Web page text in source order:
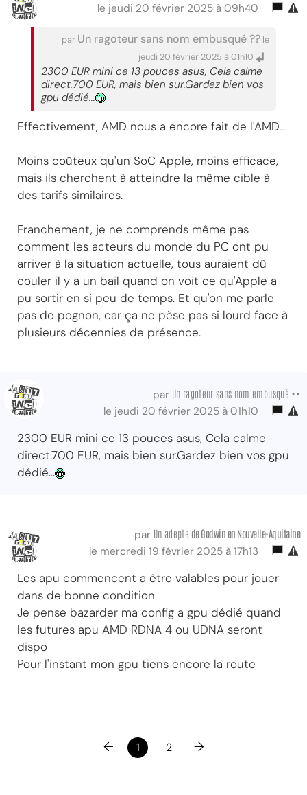
le jeudi 20 février 2025 à 09h40
par Un ragoteur sans nom embusqué ?? le
jeudi 20 février 2025 à 01h10
2300 EUR mini ce 13 pouces asus, Cela calme
direct.700 EUR, mais bien sur.Gardez bien vos
gpu dédié...
Effectivement, AMD nous a encore fait de l'AMD...
Moins coûteux qu'un SoC Apple, moins efficace,
mais ils cherchent à atteindre la même cible à
des tarifs similaires.
Franchement, je ne comprends même pas
comment les acteurs du monde du PC ont pu
arriver à la situation actuelle, tous auraient dû
couler il y a un bail quand on voit ce qu'Apple a
pu sortir en si peu de temps. Et qu'on me parle
pas de pognon, car ça ne pèse pas si lourd face à
plusieurs décennies de présence.
par Un ragoteur sans nom embusqué ••
le jeudi 20 février 2025 à 01h10
2300 EUR mini ce 13 pouces asus, Cela calme
direct.700 EUR, mais bien sur.Gardez bien vos gpu
dédié...
par Un adepte de Godwin en Nouvelle-Aquitaine
le mercredi 19 février 2025 à 17h13
Les apu commencent a être valables pour jouer
dans de bonne condition
Je pense bazarder ma config a gpu dédié quand
les futures apu AMD RDNA 4 ou UDNA seront
dispo
Pour l'instant mon gpu tiens encore la route
← 1 2 →